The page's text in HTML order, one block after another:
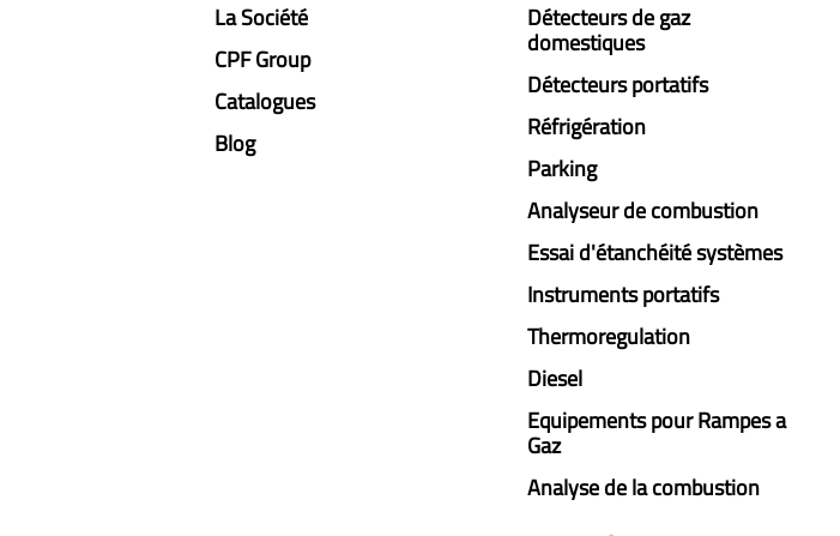
La Société
CPF Group
Catalogues
Blog
Détecteurs de gaz
domestiques
Détecteurs portatifs
Réfrigération
Parking
Analyseur de combustion
Essai d'étanchéité systèmes
Instruments portatifs
Thermoregulation
Diesel
Equipements pour Rampes a
Gaz
Analyse de la combustion